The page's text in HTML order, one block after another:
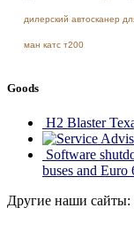
дилерский автосканер
ман катс т200
Goods
H2 Blaster
Software
buses and Euro
Другие наши сайты: